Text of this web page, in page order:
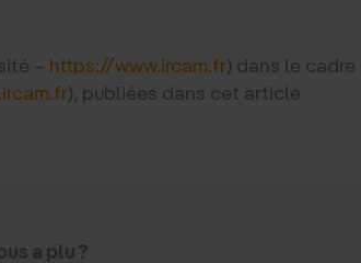
– https://www.ircam.fr) dans le
), publiées dans cet article
a plu ?